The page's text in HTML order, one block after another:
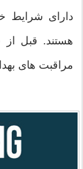
دارای شرایط
هستند. قبل
مراقبت های